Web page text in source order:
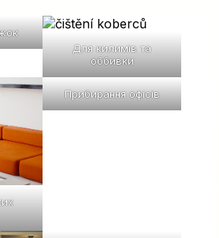
Для килимів та
оббивки
Прибирання офісів